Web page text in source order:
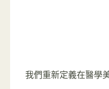
我們重新定義在醫學